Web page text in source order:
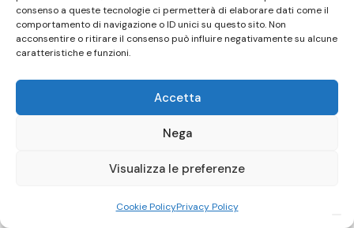
consenso a queste tecnologie ci permetterà di elaborare dati come il
comportamento di navigazione o ID unici su questo sito. Non
acconsentire o ritirare il consenso può influire negativamente su alcune
caratteristiche e funzioni.
Accetta
Nega
Visualizza le preferenze
Cookie PolicyPrivacy Policy
Corteccia (1502-1571), riconosciuto come “musico
del Serenissimo Cosimo de Medici” duca di Toscana.
programmi di concerto dedicati al Centenario di
Dante e al V centenario della morte di Josquin
Desprez, ormai ritenuto uno dei più grandi
Nel 2022 ha eseguito alcune repliche di un